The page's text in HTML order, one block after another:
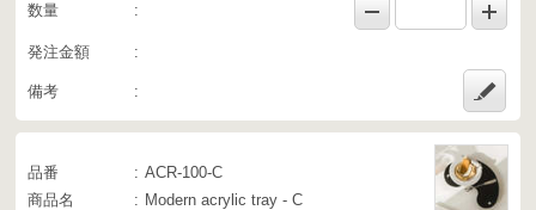
数量
発注金額
備考
品番
ACR-100-C
商品名
Modern acrylic tray - C